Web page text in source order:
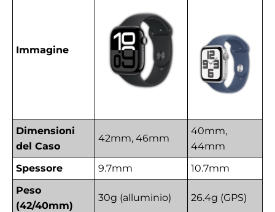
Immagine
Dimensioni
del Caso
42mm, 46mm
40mm,
44mm
Spessore
9.7mm
10.7mm
Peso
(42/40mm)
30g (alluminio) 26.4g (GPS)